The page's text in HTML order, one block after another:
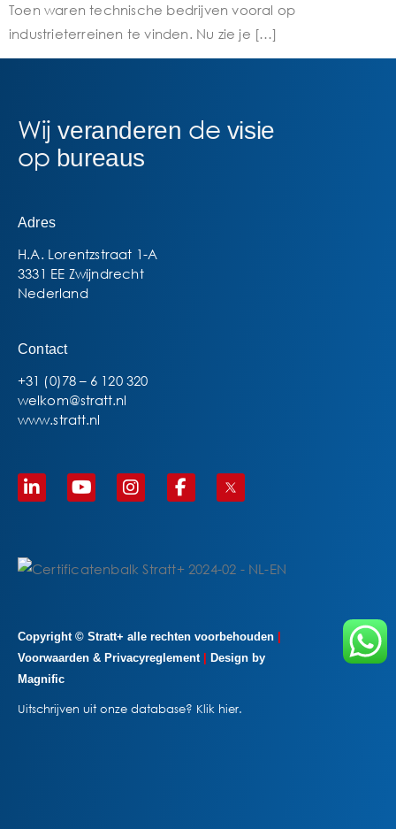
Toen waren technische bedrijven vooral op
industrieterreinen te vinden. Nu zie je […]
Wijveranderen de visie
op bureaus
Adres
H.A. Lorentzstraat 1-A
3331 EE Zwijndrecht
Nederland
Contact
+31 (0)78 – 6 120 320
welkom@stratt.nl
www.stratt.nl
Copyright © Stratt+ alle rechten voorbehouden
Voorwaarden & Privacyreglement
Design by
Magnific
Uitschrijven uit onze database? Klik hier.